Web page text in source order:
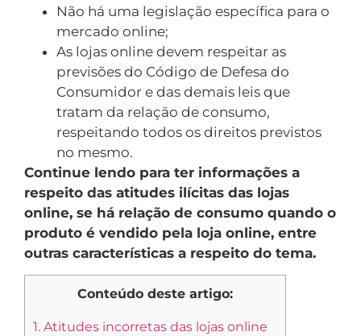
Não há uma legislação específica para o
mercado online;
As lojas online devem respeitar as
previsões do Código de Defesa do
Consumidor e das demais leis que
tratam da relação de consumo,
respeitando todos os direitos previstos
no mesmo.
Continue lendo para ter informações a
respeito das atitudes ilícitas das lojas
online, se há relação de consumo quando o
produto é vendido pela loja online, entre
outras características a respeito do tema.
Conteúdo deste artigo:
1. Atitudes incorretas das lojas online